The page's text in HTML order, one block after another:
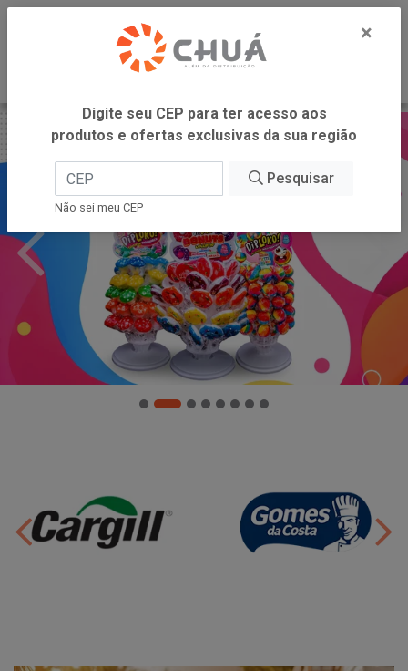
×
Digite seu CEP para ter acesso aos
produtos e ofertas exclusivas da sua região
Pesquisar
Não sei meu CEP